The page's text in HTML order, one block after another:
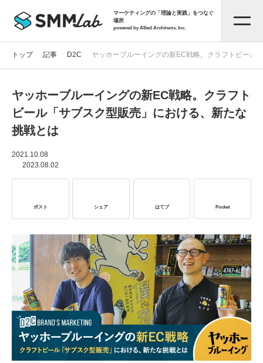
マーケティングの「理論と実践」をつなぐ
場所
powered by Allied Architects, Inc.
記事一覧
お役立ち資料
サービス資料
SMMLabについて
トップ 記事 D2C ヤッホーブルーイングの新EC戦略。クラフトビール
ヤッホーブルーイングの新EC戦略。クラフト
ビール「サブスク型販売」における、新たな
挑戦とは
2021.10.08
2023.08.02
ポスト シェア はてブ Pocket